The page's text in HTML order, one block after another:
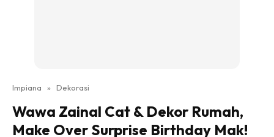
Ruang Makan
Ruang Tamu
Impiana » Dekorasi
Wawa Zainal Cat & Dekor Rumah,
Make Over Surprise Birthday Mak!